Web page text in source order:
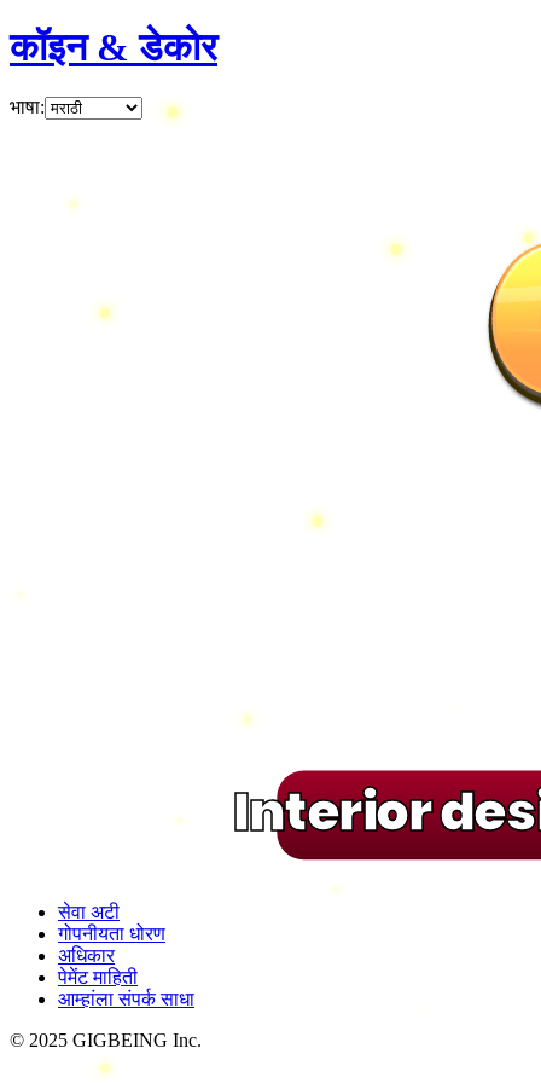
कॉइन & डेकोर
भाषा:
Interior
सेवा अटी
गोपनीयता धोरण
अधिकार
पेमेंट माहिती
आम्हांला संपर्क साधा
© 2025 GIGBEING Inc.